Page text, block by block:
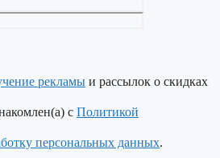
рекламы и рассылок о скидках
с Политикой
персональных данных.